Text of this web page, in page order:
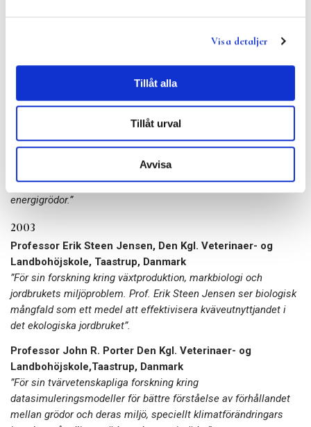
Visa detaljer
Tillåt alla
Tillåt urval
Avvisa
åtskilliga år har förhindrat fritt användande av ”Golden Rice”
Professor Piotr Kowalik, Gdánsk University of Technology,
”För framstående multidisciplinär forskning inom
vattendynamik i lantbruk och skogsbruk och för banbrytande
utveckling och implementering av behandlingsmetoder för
avfallsvatten i anlagda våtmarker och i produktionssystem för
energigrödor.”
2003
Professor Erik Steen Jensen, Den Kgl. Veterinaer- og
Landbohöjskole, Taastrup, Danmark
”För sin forskning kring växtproduktion, markbiologi och
jordbrukets miljöproblem. Prof. Erik Steen Jensen ser biologisk
mångfald som ett medel att effektivisera kväveutnyttjandet i
det ekologiska jordbruket”.
Professor John R. Porter Den Kgl. Veterinaer- og
Landbohöjskole,Taastrup, Danmark
”För sin tvärvetenskapliga forskning kring
datasimuleringsmodeller för bättre förståelse av förhållandet
mellan grödor och deras miljö, speciellt klimatförändringars